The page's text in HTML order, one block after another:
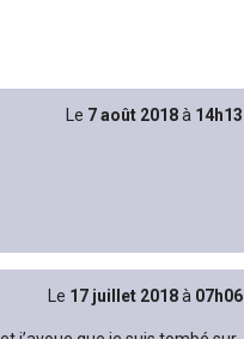
Le 7 août 2018à 14h13
Le 17 juillet 2018à 07h06